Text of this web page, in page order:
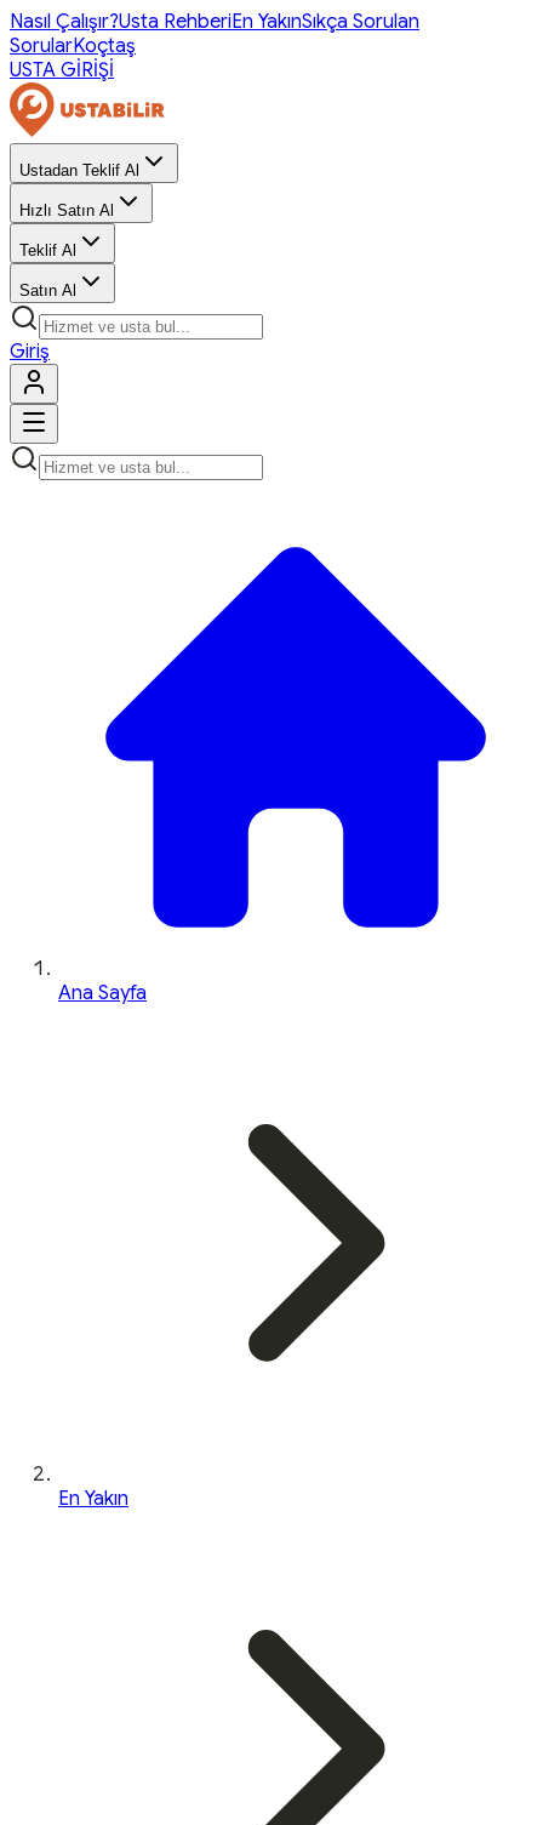
Nasıl Çalışır?Usta RehberiEn YakınSıkça Sorulan
SorularKoçtaş
USTA GİRİŞİ
Ustadan Teklif Al
Hızlı Satın Al
Teklif Al
Satın Al
Giriş
Ana Sayfa
En Yakın